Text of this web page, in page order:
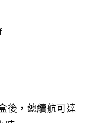
後，總續航可達